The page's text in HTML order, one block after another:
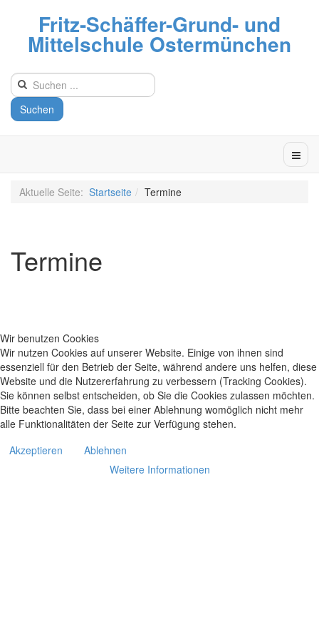
Fritz-Schäffer-Grund- und
Mittelschule Ostermünchen
Suchen
Aktuelle Seite: Startseite Termine
Termine
Wir benutzen Cookies
Wir nutzen Cookies auf unserer Website. Einige von ihnen sind
essenziell für den Betrieb der Seite, während andere uns helfen, diese
Website und die Nutzererfahrung zu verbessern (Tracking Cookies).
Sie können selbst entscheiden, ob Sie die Cookies zulassen möchten.
Bitte beachten Sie, dass bei einer Ablehnung womöglich nicht mehr
alle Funktionalitäten der Seite zur Verfügung stehen.
Akzeptieren
Ablehnen
Weitere Informationen